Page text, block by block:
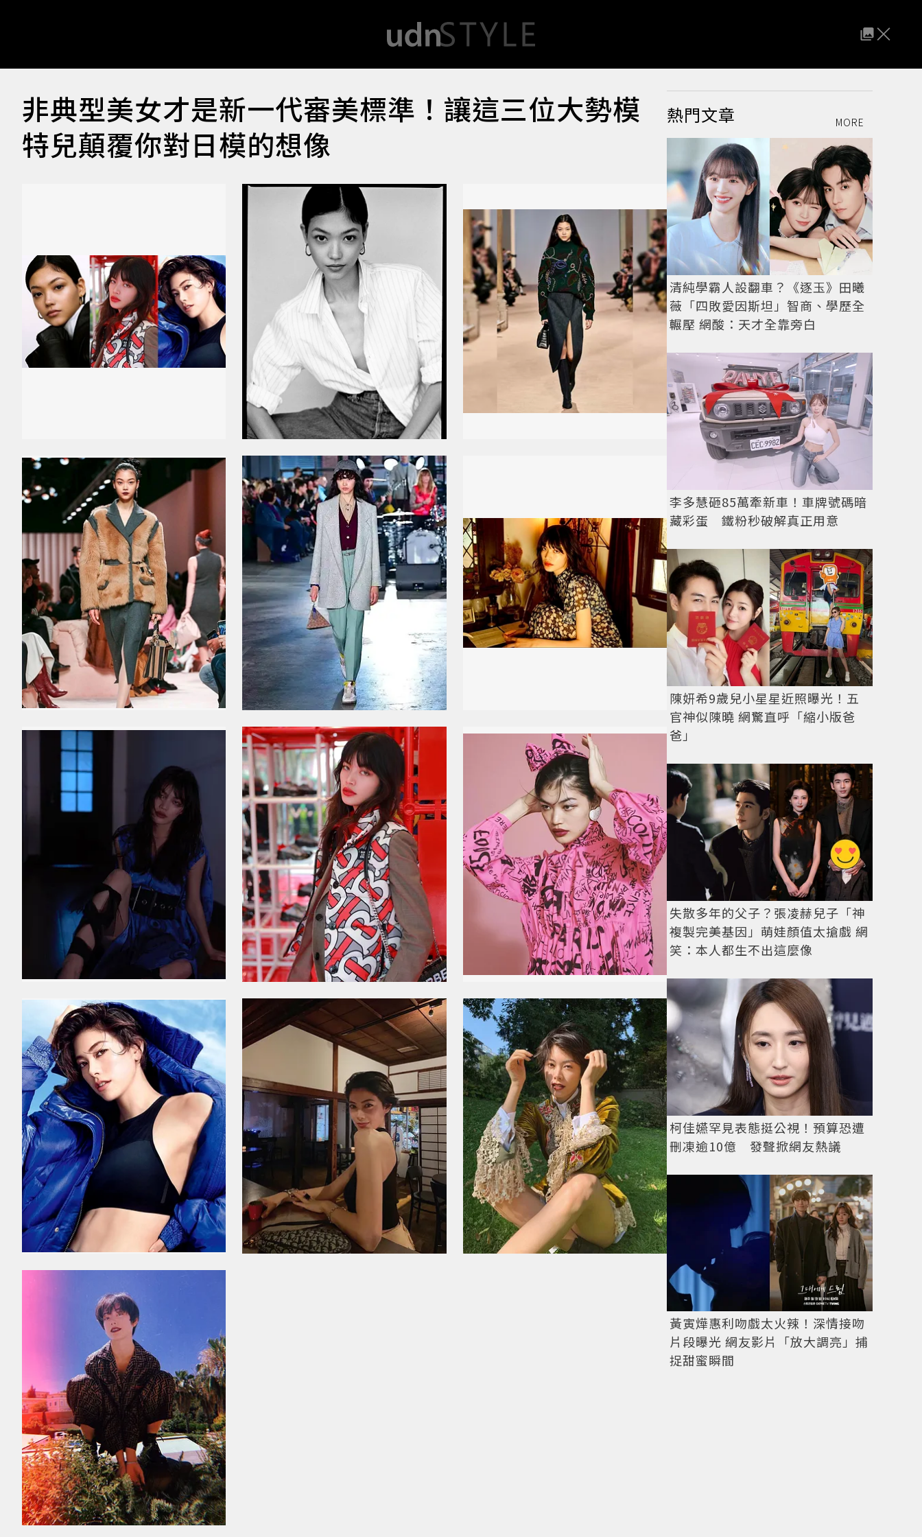
非典型美女才是新一代審美標準！讓這三位大勢模
特兒顛覆你對日模的想像
熱門文章 MORE
清純學霸人設翻車？《逐玉》田曦
薇「四敗愛因斯坦」智商、學歷全
輾壓 網酸：天才全靠旁白
李多慧砸85萬牽新車！車牌號碼暗
藏彩蛋 鐵粉秒破解真正用意
陳妍希9歲兒小星星近照曝光！五
官神似陳曉 網驚直呼「縮小版爸
爸」
失散多年的父子？張凌赫兒子「神
複製完美基因」萌娃顏值太搶戲 網
笑：本人都生不出這麼像
柯佳嬿罕見表態挺公視！預算恐遭
刪凍逾10億 發聲掀網友熱議
黃寅燁惠利吻戲太火辣！深情接吻
片段曝光 網友影片「放大調亮」捕
捉甜蜜瞬間